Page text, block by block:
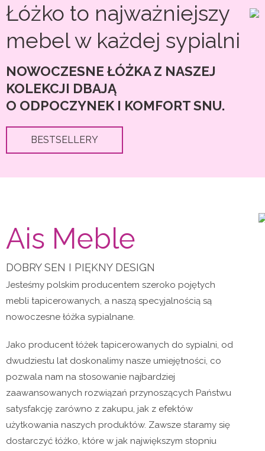
Łóżko to najważniejszy
mebel w każdej sypialni
NOWOCZESNE ŁÓŻKA Z NASZEJ
KOLEKCJI DBAJĄ
O ODPOCZYNEK I KOMFORT SNU.
BESTSELLERY
Ais Meble
DOBRY SEN I PIĘKNY DESIGN
Jesteśmy polskim producentem szeroko pojętych
mebli tapicerowanych, a naszą specyjalnością są
nowoczesne łóżka sypialnane.
Jako producent łóżek tapicerowanych do sypialni, od
dwudziestu lat doskonalimy nasze umiejętności, co
pozwala nam na stosowanie najbardziej
zaawansowanych rozwiązań przynoszących Państwu
satysfakcję zarówno z zakupu, jak z efektów
użytkowania naszych produktów. Zawsze staramy się
dostarczyć łóżko, które w jak największym stopniu